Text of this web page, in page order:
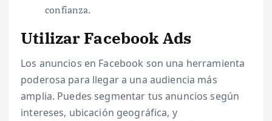
confianza.
Utilizar Facebook Ads
Los anuncios en Facebook son una herramienta
poderosa para llegar a una audiencia más
amplia. Puedes segmentar tus anuncios según
intereses, ubicación geográfica, y